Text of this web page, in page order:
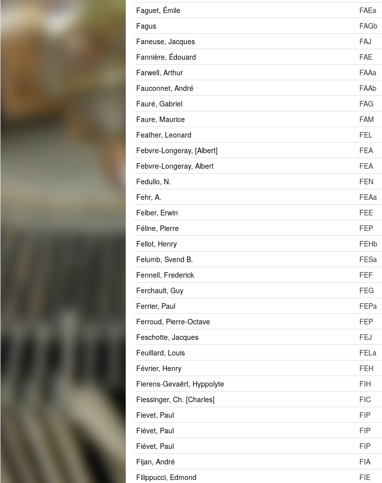
Faguet, Émile
FAEa
Fagus
FAGb
Faneuse, Jacques
FAJ
Fannière, Édouard
FAE
Farwell, Arthur
FAAa
Fauconnet, André
FAAb
Fauré, Gabriel
FAG
Faure, Maurice
FAM
Feather, Leonard
FEL
Febvre-Longeray, [Albert]
FEA
Febvre-Longeray, Albert
FEA
Fedullo, N.
FEN
Fehr, A.
FEAa
Felber, Erwin
FEE
Féline, Pierre
FEP
Fellot, Henry
FEHb
Felumb, Svend B.
FESa
Fennell, Frederick
FEF
Ferchault, Guy
FEG
Ferrier, Paul
FEPa
Ferroud, Pierre-Octave
FEP
Feschotte, Jacques
FEJ
Feuillard, Louis
FELa
Février, Henry
FEH
Fierens-Gevaërt, Hyppolyte
FIH
Fiessinger, Ch. [Charles]
FIC
Fievet, Paul
FIP
Fiévet, Paul
FIP
Fiévet, Paul
FIP
Fijan, André
FIA
Filippucci, Edmond
FIE